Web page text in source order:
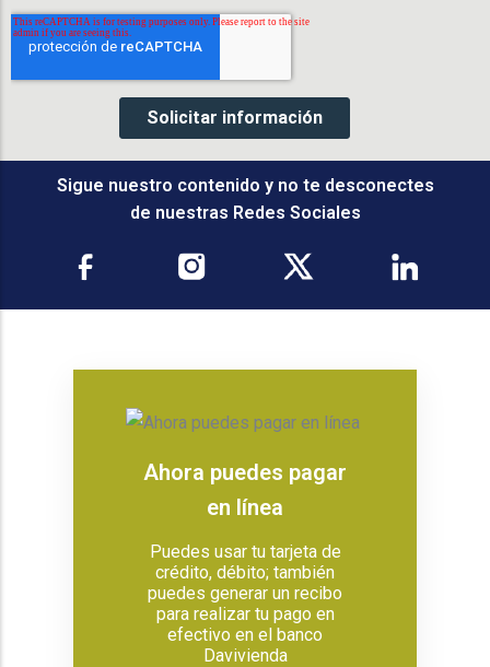
Sigue nuestro contenido y no te desconectes
de nuestras Redes Sociales
Ahora puedes pagar
en línea
Puedes usar tu tarjeta de
crédito, débito; también
puedes generar un recibo
para realizar tu pago en
efectivo en el banco
Davivienda